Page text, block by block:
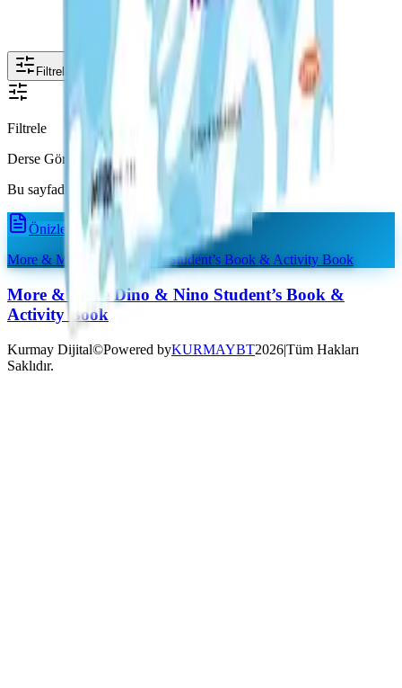
Filtrele
Filtrele
Derse Göre
Bu sayfada filtrelenebilir ders bulunmuyor.
Önizle
More & More Dino & Nino Student’s Book & Activity Book
Kurmay Dijital©Powered byKURMAYBT2026|Tüm Hakları
Saklıdır.